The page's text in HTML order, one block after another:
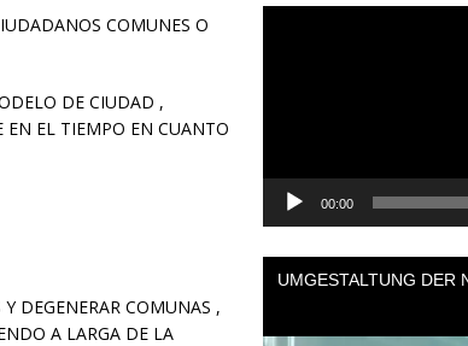
COMUNES O
DE CIUDAD ,
EN EL TIEMPO EN CUANTO
DEGENERAR COMUNAS ,
A LARGA DE LA
00:00